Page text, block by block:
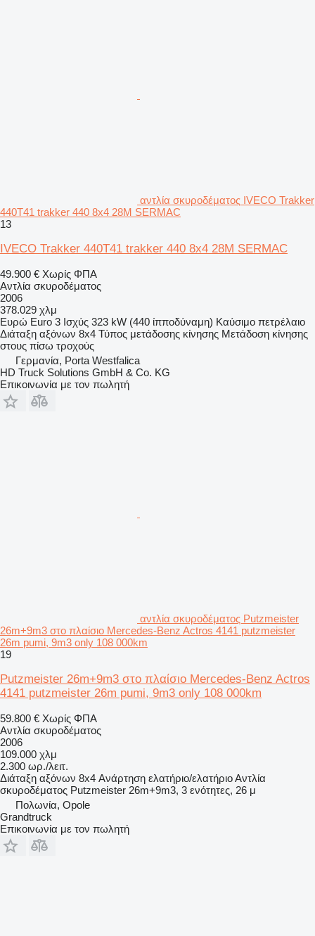
αντλία σκυροδέματος IVECO Trakker
440T41 trakker 440 8x4 28M SERMAC
13
IVECO Trakker 440T41 trakker 440 8x4 28M SERMAC
49.900 € Χωρίς ΦΠΑ
Αντλία σκυροδέματος
2006
378.029 χλμ
Ευρώ Euro 3 Ισχύς 323 kW (440 ίπποδύναμη) Καύσιμο πετρέλαιο
Διάταξη αξόνων 8x4 Τύπος μετάδοσης κίνησης Μετάδοση κίνησης
στους πίσω τροχούς
Γερμανία, Porta Westfalica
HD Truck Solutions GmbH & Co. KG
Επικοινωνία με τον πωλητή
αντλία σκυροδέματος Putzmeister
26m+9m3 στο πλαίσιο Mercedes-Benz Actros 4141 putzmeister
26m pumi, 9m3 only 108 000km
19
Putzmeister 26m+9m3 στο πλαίσιο Mercedes-Benz Actros
4141 putzmeister 26m pumi, 9m3 only 108 000km
59.800 € Χωρίς ΦΠΑ
Αντλία σκυροδέματος
2006
109.000 χλμ
2.300 ωρ./λειτ.
Διάταξη αξόνων 8x4 Ανάρτηση ελατήριο/ελατήριοΑντλία
σκυροδέματος Putzmeister 26m+9m3, 3 ενότητες, 26 μ
Πολωνία, Opole
Grandtruck
Επικοινωνία με τον πωλητή